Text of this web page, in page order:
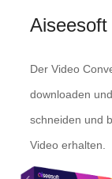
Der Video
downloaden
schneiden und
Video erhalten.